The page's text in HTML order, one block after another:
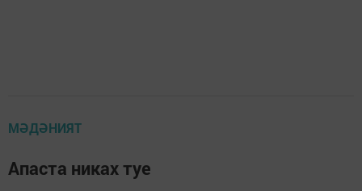
МӘДӘНИЯТ
Апаста никах туе